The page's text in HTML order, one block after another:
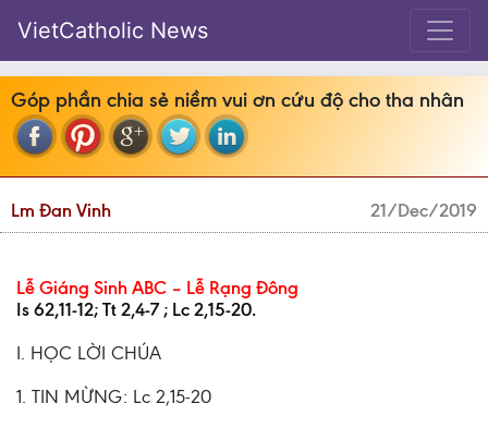
VietCatholic News
Góp phần chia sẻ niềm vui ơn cứu độ cho tha nhân
Lm Đan Vinh 21/Dec/2019
Lễ Giáng Sinh ABC – Lễ Rạng Đông
Is 62,11-12; Tt 2,4-7 ; Lc 2,15-20.
I. HỌC LỜI CHÚA
1. TIN MỪNG: Lc 2,15-20